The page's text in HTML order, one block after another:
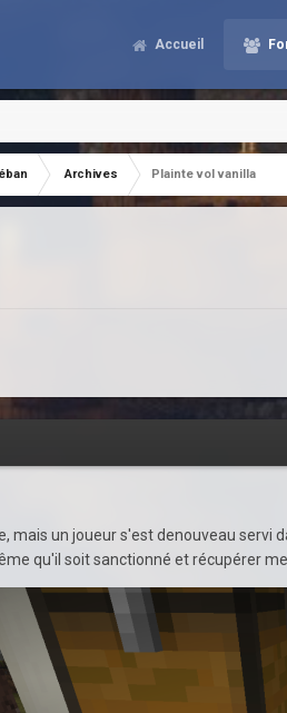
Accueil
Archives
Plainte vol vanilla
mais un joueur s'est denouveau
qu'il soit sanctionné et récupérer